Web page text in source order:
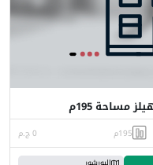
مساحة 195م
195م 0 ج.م